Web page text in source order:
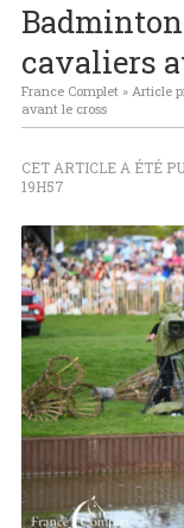
indoor reviennent
cavaliers
France Complet» Article
avant le cross
CET ARTICLE A ÉTÉ
19H57